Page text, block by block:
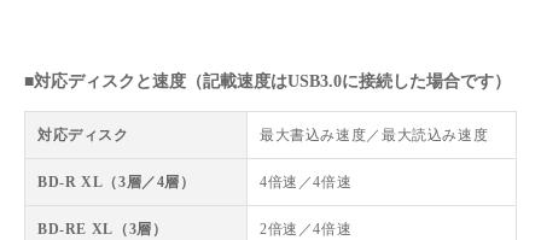
■対応ディスクと速度（記載速度はUSB3.0に接続した場合です）
対応ディスク 最大書込み速度／最大読込み速度
BD-R XL（3層／4層） 4倍速／4倍速
BD-RE XL（3層） 2倍速／4倍速